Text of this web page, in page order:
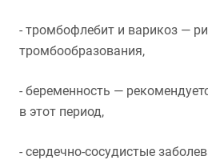
- тромбофлебит и варикоз —
тромбообразования,
- беременность —
в этот период,
- сердечно-сосудистые